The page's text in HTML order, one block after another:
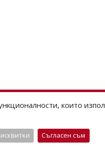
които
Съгласен съм